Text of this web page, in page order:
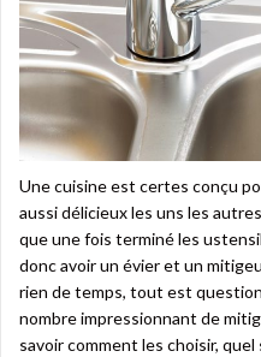
Une cuisine est certes conçu
aussi délicieux les uns les
que une fois terminé les
donc avoir un évier et un
rien de temps, tout est
nombre impressionnant de
savoir comment les choisir,